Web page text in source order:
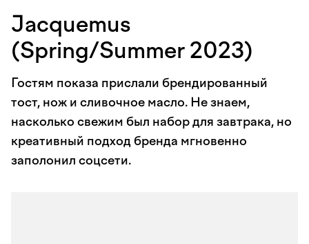
Jacquemus
(Spring/Summer 2023)
Гостям показа прислали брендированный
тост, нож и сливочное масло. Не знаем,
насколько свежим был набор для завтрака, но
креативный подход бренда мгновенно
заполонил соцсети.